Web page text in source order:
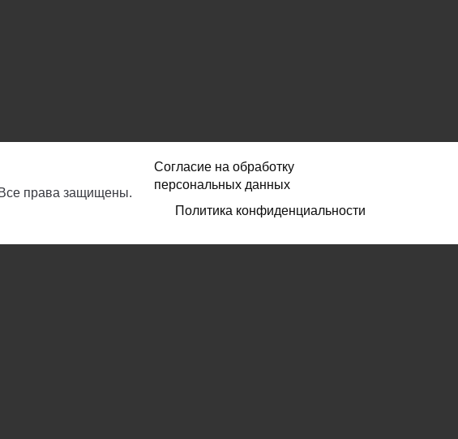
права защищены.
Согласие на обработку
персональных данных
Политика конфиденциальности